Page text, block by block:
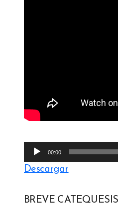
Reproductor
de
00:00
Descargar
BREVE